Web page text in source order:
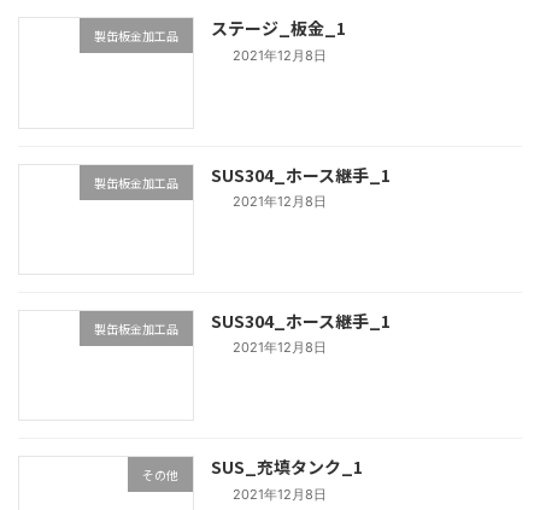
製缶板金加工品 ステージ_板金_1
2021年12月8日
製缶板金加工品 SUS304_ホース継手_1
2021年12月8日
製缶板金加工品 SUS304_ホース継手_1
2021年12月8日
その他 SUS_充填タンク_1
2021年12月8日